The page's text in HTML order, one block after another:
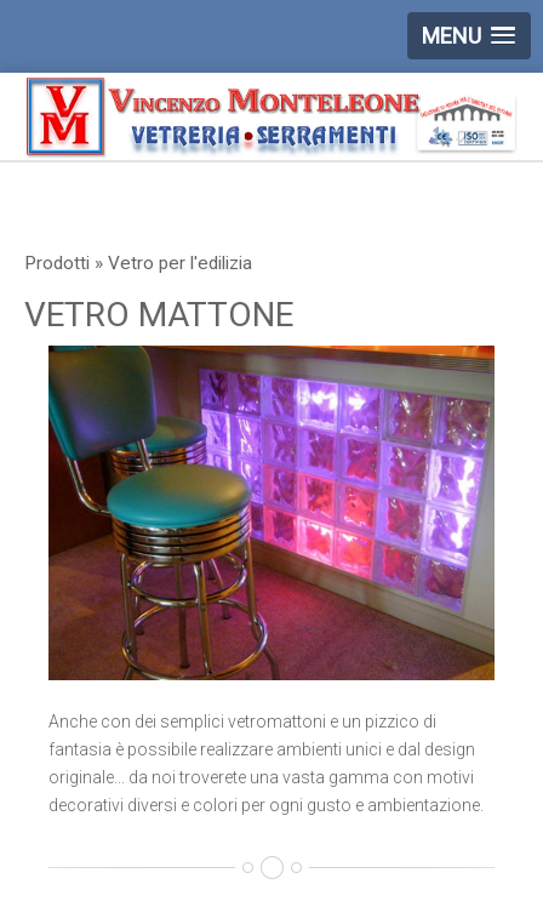
MENU
Prodotti » Vetro per l'edilizia
VETRO MATTONE
Anche con dei semplici vetromattoni e un pizzico di
fantasia è possibile realizzare ambienti unici e dal design
originale... da noi troverete una vasta gamma con motivi
decorativi diversi e colori per ogni gusto e ambientazione.